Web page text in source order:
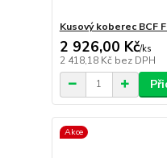
Kusový koberec BCF
2 926,00 Kč/ks
2 418,18 Kč bez DPH
Akce